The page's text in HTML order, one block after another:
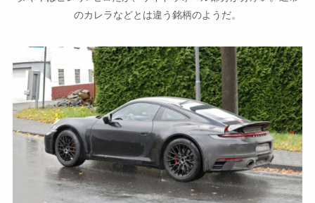
のカレラなどとは違う銘柄のようだ。